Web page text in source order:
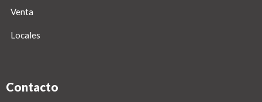
Venta
Locales
Contacto